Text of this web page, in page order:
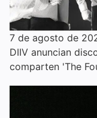
7 de agosto de
DIIV anuncian
comparten 'The